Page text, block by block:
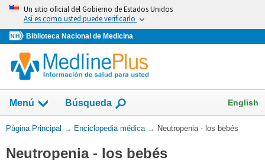
Omita
vaya
al
Contenido
Un sitio oficial del Gobierno de Estados Unidos
Así es como usted puede verificarlo
Biblioteca Nacional de Medicina
Menú Búsqueda English
Usted
aquí:
Página Principal → Enciclopedia médica → Neutropenia - los bebés
Neutropenia - los bebés